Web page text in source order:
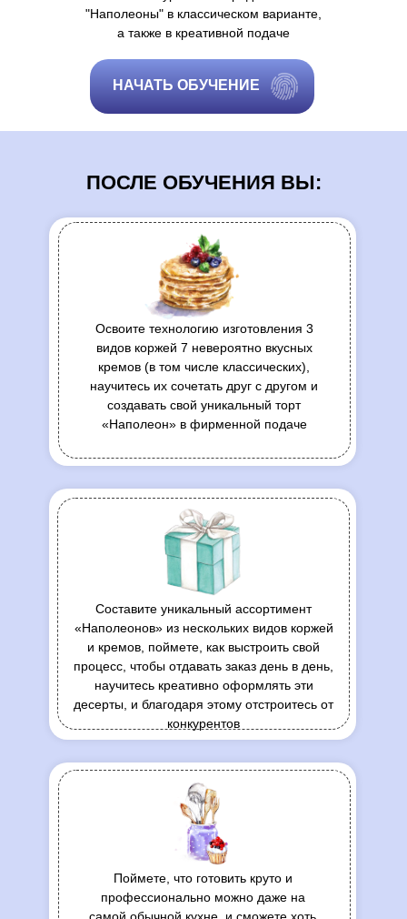
"Наполеоны" в классическом варианте,
а также в креативной подаче
НАЧАТЬ ОБУЧЕНИЕ
Освоите технологию изготовления 3
видов коржей 7 невероятно вкусных
кремов (в том числе классических),
научитесь их сочетать друг с другом и
создавать свой уникальный торт
«Наполеон» в фирменной подаче
Поймете, что готовить круто и
профессионально можно даже на
ПОСЛЕ ОБУЧЕНИЯ ВЫ:
Составите уникальный ассортимент
«Наполеонов» из нескольких видов коржей
и кремов, поймете, как выстроить свой
процесс, чтобы отдавать заказ день в день,
научитесь креативно оформлять эти
десерты, и благодаря этому отстроитесь от
конкурентов